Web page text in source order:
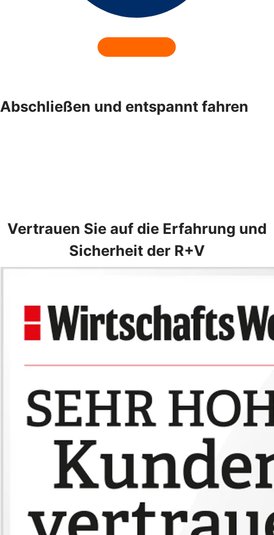
Abschließen und entspannt fahren
Vertrauen Sie auf die Erfahrung und
Sicherheit der R+V